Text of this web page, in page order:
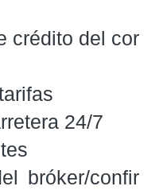
crédito del cor
24/7
bróker/confir